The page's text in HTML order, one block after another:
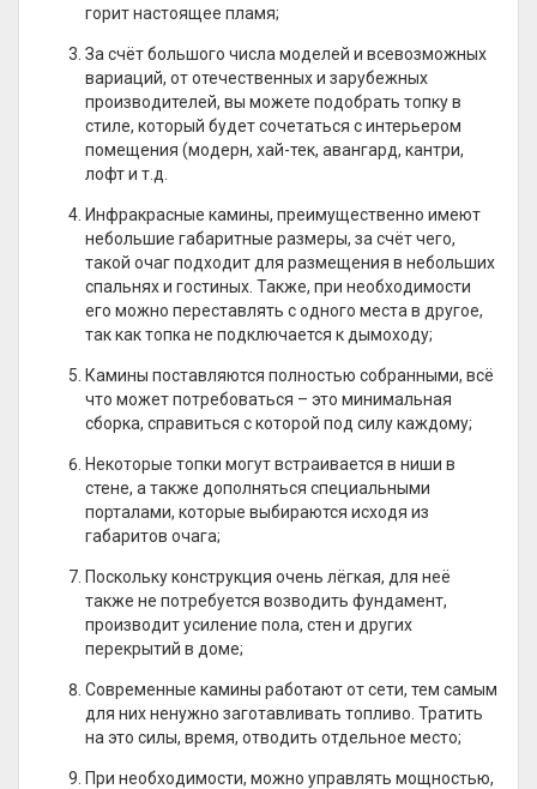
горит настоящее пламя;
За счёт большого числа моделей и всевозможных
вариаций, от отечественных и зарубежных
производителей, вы можете подобрать топку в
стиле, который будет сочетаться с интерьером
помещения (модерн, хай-тек, авангард, кантри,
лофт и т.д.
Инфракрасные камины, преимущественно имеют
небольшие габаритные размеры, за счёт чего,
такой очаг подходит для размещения в небольших
спальнях и гостиных. Также, при необходимости
его можно переставлять с одного места в другое,
так как топка не подключается к дымоходу;
Камины поставляются полностью собранными, всё
что может потребоваться – это минимальная
сборка, справиться с которой под силу каждому;
Некоторые топки могут встраивается в ниши в
стене, а также дополняться специальными
порталами, которые выбираются исходя из
габаритов очага;
Поскольку конструкция очень лёгкая, для неё
также не потребуется возводить фундамент,
производит усиление пола, стен и других
перекрытий в доме;
Современные камины работают от сети, тем самым
для них ненужно заготавливать топливо. Тратить
на это силы, время, отводить отдельное место;
При необходимости, можно управлять мощностью,